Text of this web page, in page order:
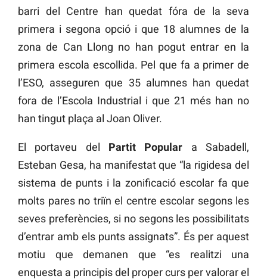
barri del Centre han quedat fóra de la seva
primera i segona opció i que 18 alumnes de la
zona de Can Llong no han pogut entrar en la
primera escola escollida. Pel que fa a primer de
l’ESO, asseguren que 35 alumnes han quedat
fora de l’Escola Industrial i que 21 més han no
han tingut plaça al Joan Oliver.
El portaveu del Partit Popular a Sabadell,
Esteban Gesa, ha manifestat que “la rigidesa del
sistema de punts i la zonificació escolar fa que
molts pares no triïn el centre escolar segons les
seves preferències, si no segons les possibilitats
d’entrar amb els punts assignats”. És per aquest
motiu que demanen que “es realitzi una
enquesta a principis del proper curs per valorar el